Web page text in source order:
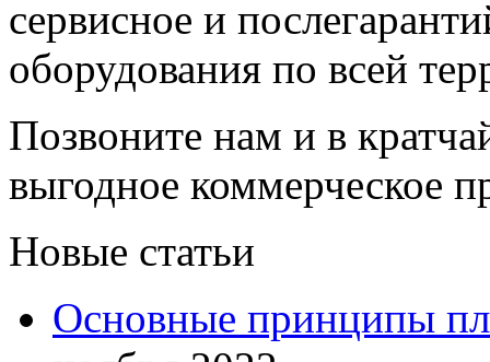
сервисное и
оборудования по всей
Позвоните нам и в
выгодное коммерческое
Новые статьи
Основные принципы